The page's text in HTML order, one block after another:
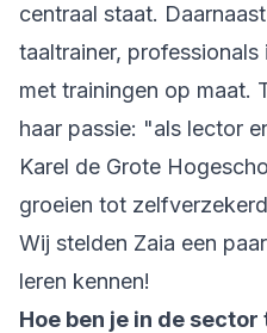
centraal staat.
taaltrainer,
met trainingen op maat.
haar passie: "als lector
Karel de Grote
groeien tot
Wij stelden Zaia een
leren kennen!
Hoe ben je in de